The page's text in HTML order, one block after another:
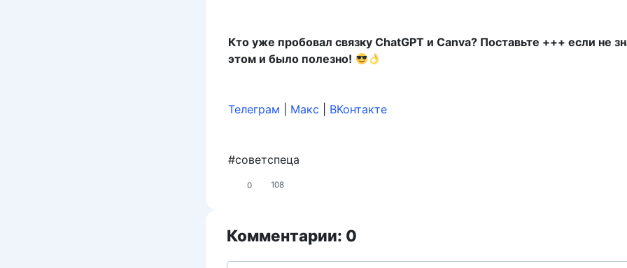
Кто уже пробовал связку ChatGPT и Canva? Поставьте +++ если не
этом и было полезно!
Телеграм Maкс ВКонтакте
#советспеца
0 108
Комментарии: 0